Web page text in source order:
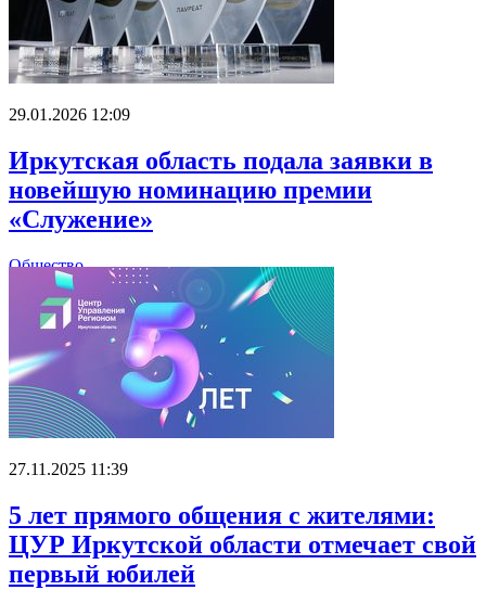
29.01.2026 12:09
Иркутская область подала заявки в
новейшую номинацию премии
«Служение»
Общество
27.11.2025 11:39
5 лет прямого общения с жителями:
ЦУР Иркутской области отмечает свой
первый юбилей